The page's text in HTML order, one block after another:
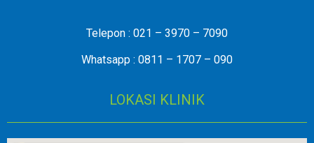
Telepon : 021 – 3970 – 7090
Whatsapp : 0811 – 1707 – 090
LOKASI KLINIK